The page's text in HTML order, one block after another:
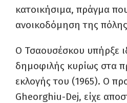
κατοικήσιμα, πράγμα
ανοικοδόμηση της
Ο Τσαουσέσκου υπήρξε
δημοφιλής κυρίως στα
εκλογής του (1965). Ο
Gheorghiu-Dej, είχε